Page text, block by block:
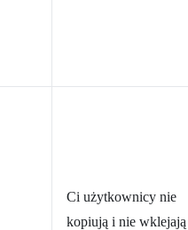
Ci użytkownicy nie
kopiują i nie wklejają